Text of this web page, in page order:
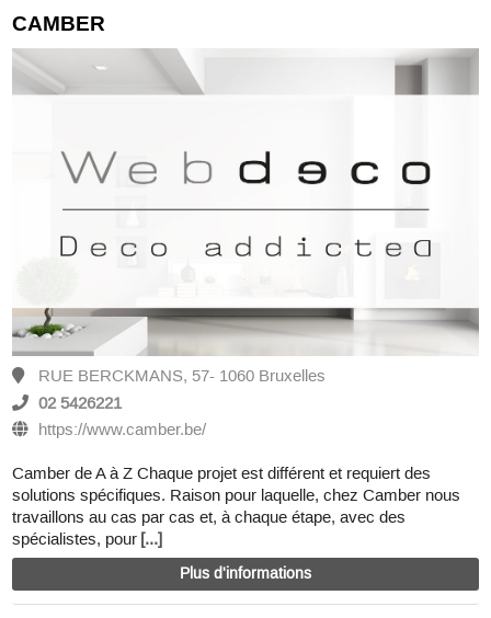
CAMBER
RUE BERCKMANS, 57- 1060 Bruxelles
02 5426221
https://www.camber.be/
Camber de A à Z Chaque projet est différent et requiert des
solutions spécifiques. Raison pour laquelle, chez Camber nous
travaillons au cas par cas et, à chaque étape, avec des
spécialistes, pour [...]
Plus d'informations